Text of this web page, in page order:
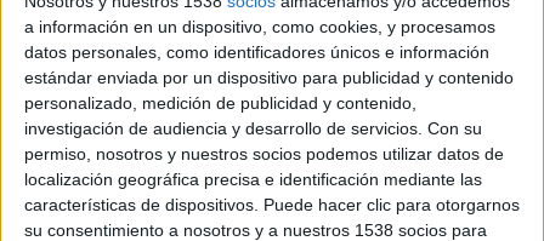
a información en un dispositivo, como cookies, y procesamos
datos personales, como identificadores únicos e información
estándar enviada por un dispositivo para publicidad y contenido
personalizado, medición de publicidad y contenido,
investigación de audiencia y desarrollo de servicios. Con su
permiso, nosotros y nuestros socios podemos utilizar datos de
localización geográfica precisa e identificación mediante las
características de dispositivos. Puede hacer clic para otorgarnos
su consentimiento a nosotros y a nuestros 1538 socios para
Precisament, és a tocar d'aquesta nova
subestació on Red Eléctrica ha començat a
desmuntar torres. En una primera fase, que
durarà fins a finals d'any, desapareixeran 52
suports i 18,5 quilòmetres d'aquesta línia de 220